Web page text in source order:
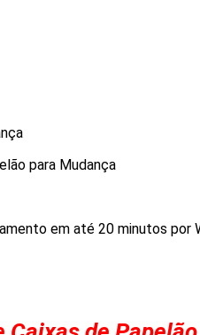
para Mudança
em até 20 minutos por